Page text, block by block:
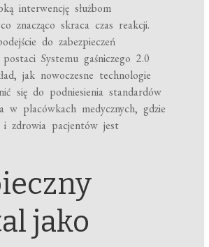
interwencję służbom
znacząco skraca czas reakcji.
do zabezpieczeń
Systemu gaśniczego 2.0
jak nowoczesne technologie
się do podniesienia standardów
w placówkach medycznych, gdzie
i zdrowia pacjentów jest
jako